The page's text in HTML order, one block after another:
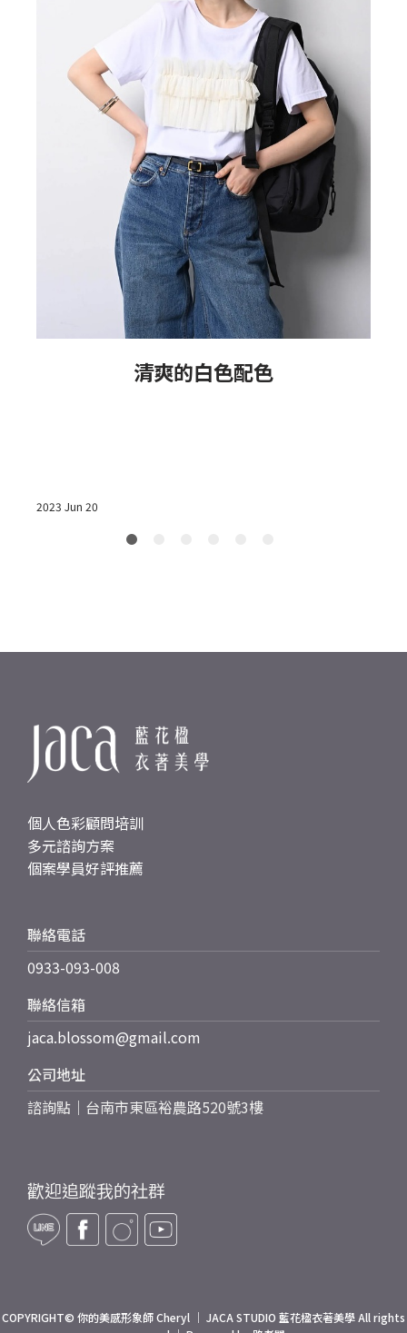
清爽的白色配色
2023 Jun 20
個人色彩顧問培訓
多元諮詢方案
個案學員好評推薦
聯絡電話
0933-093-008
聯絡信箱
jaca.blossom@gmail.com
公司地址
諮詢點｜台南市東區裕農路520號3樓
歡迎追蹤我的社群
COPYRIGHT© 你的美感形象師 Cheryl ｜ JACA STUDIO 藍花楹衣著美學 All rights